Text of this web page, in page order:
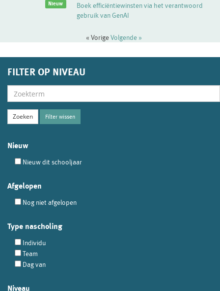
Nieuw
Boek efficiëntiewinsten via het verantwoord
gebruik van GenAI
« VorigeVolgende »
FILTER OP NIVEAU
Filter wissen
Nieuw
Nieuw dit schooljaar
Afgelopen
Nog niet afgelopen
Type nascholing
Individu
Team
Dag van
Niveau